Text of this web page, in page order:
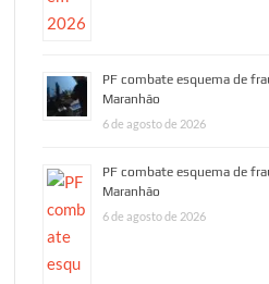
PF combate esquema de
Maranhão
6 de agosto de 2026
PF combate esquema de
Maranhão
6 de agosto de 2026